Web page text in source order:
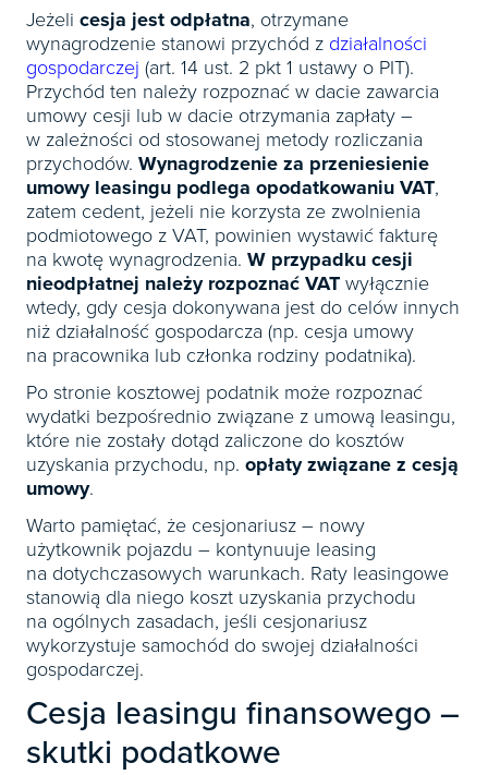
E-booki
Webinaria
Książki
E-booki
Webinaria
E-wydania
Książki
E-booki
Webinaria
Jeżeli cesja jest odpłatna, otrzymane
wynagrodzenie stanowi przychód z działalności
gospodarczej (art. 14 ust. 2 pkt 1 ustawy o PIT).
Przychód ten należy rozpoznać w dacie zawarcia
umowy cesji lub w dacie otrzymania zapłaty –
w zależności od stosowanej metody rozliczania
przychodów. Wynagrodzenie za przeniesienie
umowy leasingu podlega opodatkowaniu VAT,
zatem cedent, jeżeli nie korzysta ze zwolnienia
podmiotowego z VAT, powinien wystawić fakturę
na kwotę wynagrodzenia. W przypadku cesji
nieodpłatnej należy rozpoznać VAT wyłącznie
wtedy, gdy cesja dokonywana jest do celów innych
niż działalność gospodarcza (np. cesja umowy
na pracownika lub członka rodziny podatnika).
Po stronie kosztowej podatnik może rozpoznać
wydatki bezpośrednio związane z umową leasingu,
które nie zostały dotąd zaliczone do kosztów
uzyskania przychodu, np. opłaty związane z cesją
umowy.
Warto pamiętać, że cesjonariusz – nowy
użytkownik pojazdu – kontynuuje leasing
na dotychczasowych warunkach. Raty leasingowe
stanowią dla niego koszt uzyskania przychodu
na ogólnych zasadach, jeśli cesjonariusz
wykorzystuje samochód do swojej działalności
gospodarczej.
Cesja leasingu finansowego –
skutki podatkowe